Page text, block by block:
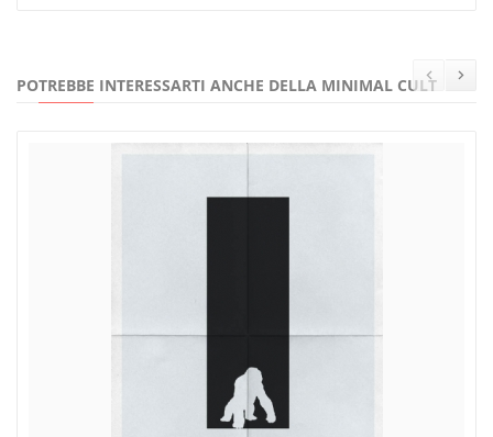
POTREBBE INTERESSARTI ANCHE DELLA MINIMAL CULT